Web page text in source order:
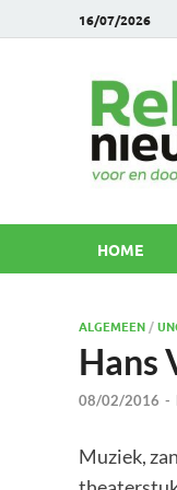
16/07/2026
HOME
ALGEMEEN /
Hans
08/02/2016 -
Muziek,